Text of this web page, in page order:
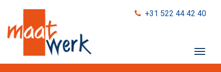
+31 522 44 42 40
T
o